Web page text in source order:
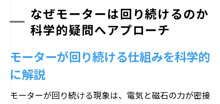
なぜモーターは回り続けるのか
科学的疑問へアプローチ
モーターが回り続ける仕組みを科学的
に解説
モーターが回り続ける現象は、電気と磁石の力が密接